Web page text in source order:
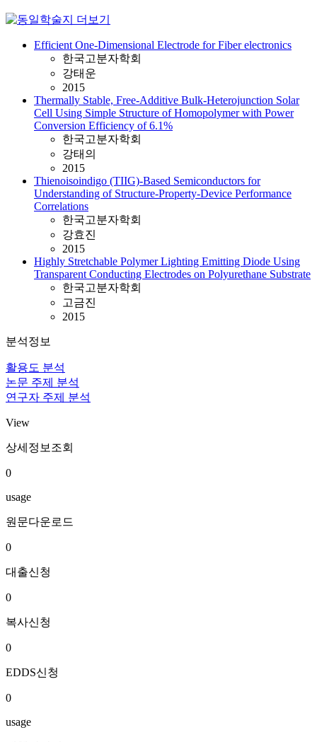
Efficient One-Dimensional Electrode for Fiber electronics
한국고분자학회
강태운
2015
Thermally Stable, Free-Additive Bulk-Heterojunction Solar
Cell Using Simple Structure of Homopolymer with Power
Conversion Efficiency of 6.1%
한국고분자학회
강태의
2015
Thienoisoindigo (TIIG)-Based Semiconductors for
Understanding of Structure-Property-Device Performance
Correlations
한국고분자학회
강효진
2015
Highly Stretchable Polymer Lighting Emitting Diode Using
Transparent Conducting Electrodes on Polyurethane Substrate
한국고분자학회
고금진
2015
분석정보
활용도 분석
논문 주제 분석
연구자 주제 분석
View
상세정보조회
0
usage
원문다운로드
0
대출신청
0
복사신청
0
EDDS신청
0
usage